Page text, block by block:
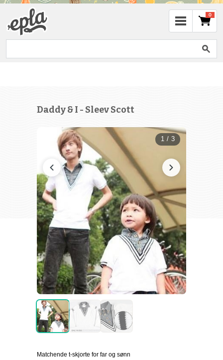
0
Daddy & I - Sleev Scott
1 / 3
Matchende t-skjorte for far og sønn